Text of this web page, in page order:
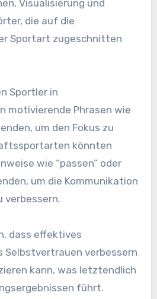
Visualisierung und
die auf die
Sportart zugeschnitten
Sportler in
motivierende Phrasen wie
um den Fokus zu
könnten
wie “passen” oder
um die Kommunikation
verbessern.
dass effektives
Selbstvertrauen verbessern
kann, was letztendlich
führt.